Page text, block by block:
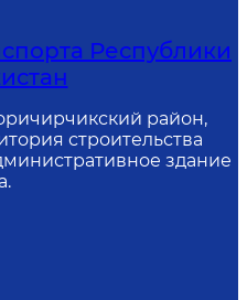
Республики
район,
строительства
здание